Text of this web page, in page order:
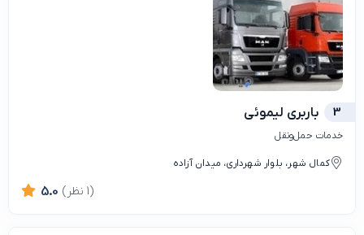
3 باربری لیموئی
خدمات حمل‌ونقل
کمال شهر، بلوار شهرداری، میدان آزاده
5.0 (1 نظر)